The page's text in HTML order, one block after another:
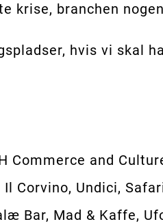
krise, branchen
hvis vi skal
Commerce and
Corvino, Undici,
Bar, Mad & Kaffe,